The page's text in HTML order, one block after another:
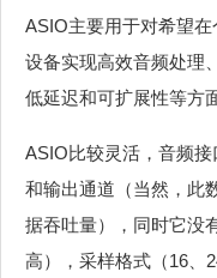
ASIO主要用于对希望
设备实现高效音频处理
低延迟和可扩展性等方
ASIO比较灵活，音频
和输出通道（当然，此
据吞吐量），同时它没
高），采样格式（16、